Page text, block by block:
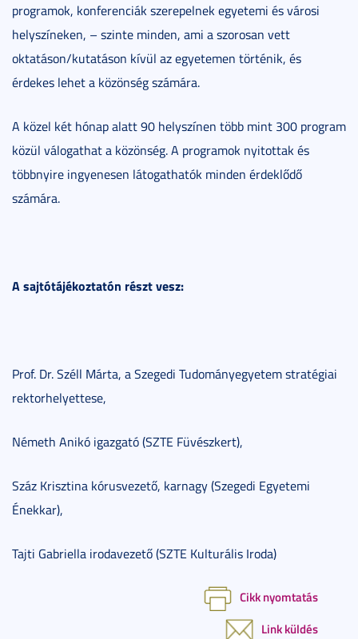
programok, konferenciák szerepelnek egyetemi és városi
helyszíneken, – szinte minden, ami a szorosan vett
oktatáson/kutatáson kívül az egyetemen történik, és
érdekes lehet a közönség számára.
A közel két hónap alatt 90 helyszínen több mint 300 program
közül válogathat a közönség. A programok nyitottak és
többnyire ingyenesen látogathatók minden érdeklődő
számára.
A sajtótájékoztatón részt vesz:
Prof. Dr. Széll Márta, a Szegedi Tudományegyetem stratégiai
rektorhelyettese,
Németh Anikó igazgató (SZTE Füvészkert),
Száz Krisztina kórusvezető, karnagy (Szegedi Egyetemi
Énekkar),
Tajti Gabriella irodavezető (SZTE Kulturális Iroda)
Cikk nyomtatás
Link küldés